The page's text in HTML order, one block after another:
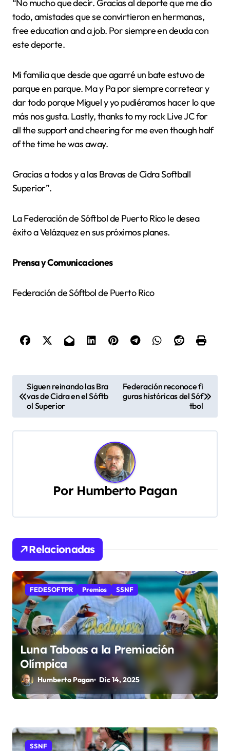
“No mucho que decir. Gracias al deporte que me dio
todo, amistades que se convirtieron en hermanas,
free education and a job. Por siempre en deuda con
este deporte.
Mi familia que desde que agarré un bate estuvo de
parque en parque. Ma y Pa por siempre corretear y
dar todo porque Miguel y yo pudiéramos hacer lo que
más nos gusta. Lastly, thanks to my rock Live JC for
all the support and cheering for me even though half
of the time he was away.
Gracias a todos y a las Bravas de Cidra Softball
Superior”.
La Federación de Sóftbol de Puerto Rico le desea
éxito a Velázquez en sus próximos planes.
Prensa y Comunicaciones
Federación de Sóftbol de Puerto Rico
a
v
c
ó
n
d
e
e
n
r
d
Siguen reinando las Bra
vas de Cidra en el Sóftb
ol Superior
Federación reconoce fi
guras históricas del Sóf
tbol
Por Humberto Pagan
Relacionadas
FEDESOFTPR Premios SSNF
Luna Taboas a la Premiación
Olímpica
Humberto Pagan Dic 14, 2025
SSNF